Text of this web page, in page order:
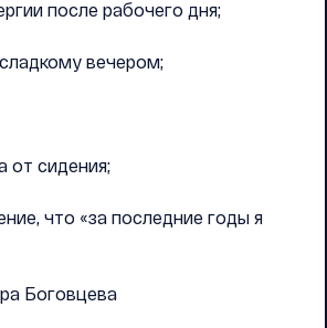
после рабочего дня;
вечером;
от сидения;
что «за последние годы я
Боговцева